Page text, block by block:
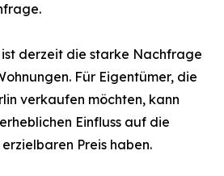
derzeit die starke Nachfrage
Für Eigentümer, die
verkaufen möchten, kann
Einfluss auf die
Preis haben.